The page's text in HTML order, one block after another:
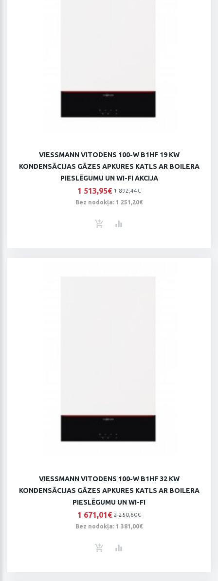
VIESSMANN VITODENS 100-W B1HF 19 KW
KONDENSĀCIJAS GĀZES APKURES KATLS AR BOILERA
PIESLĒGUMU UN WI-FI AKCIJA
1 513,95€ 1 892,44€
Bez nodokļa: 1 251,20€
VIESSMANN VITODENS 100-W B1HF 32 KW
KONDENSĀCIJAS GĀZES APKURES KATLS AR BOILERA
PIESLĒGUMU UN WI-FI
1 671,01€ 2 250,60€
Bez nodokļa: 1 381,00€